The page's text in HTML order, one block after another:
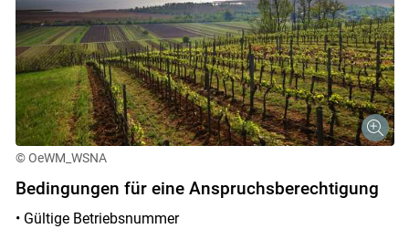
© OeWM_WSNA
Bedingungen für eine Anspruchsberechtigung
• Gültige Betriebsnummer